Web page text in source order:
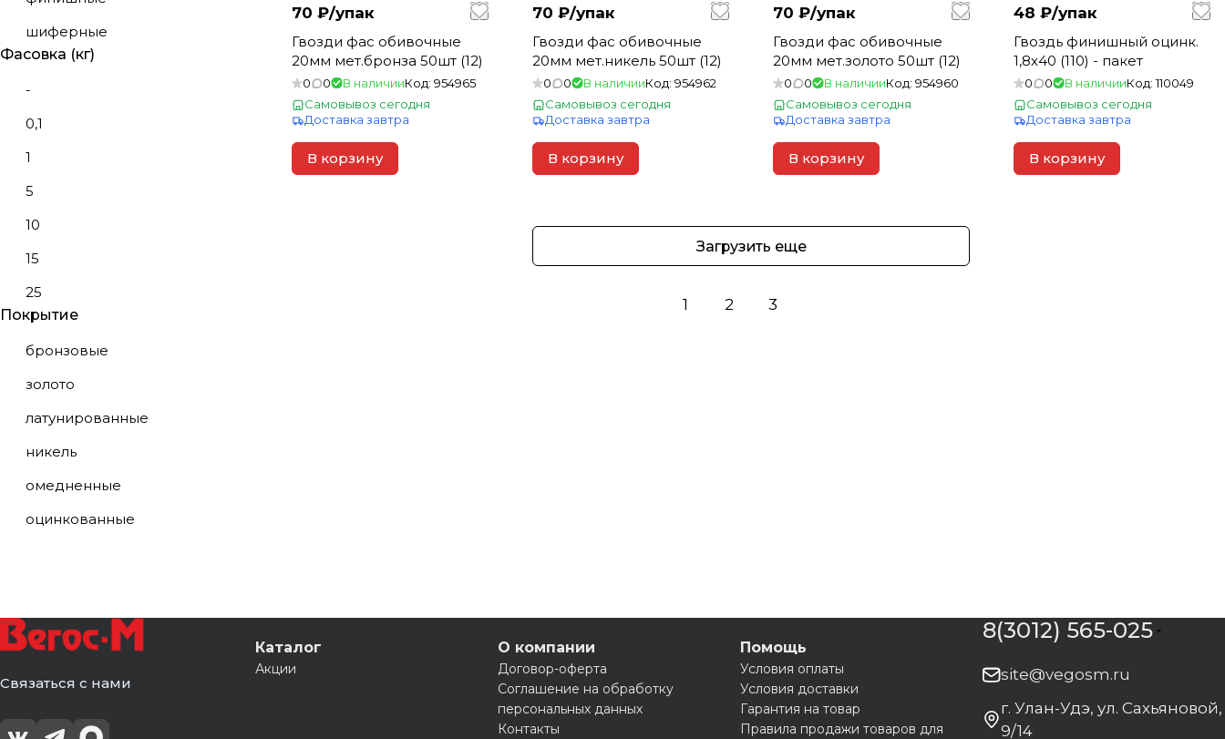
70 ₽/упак
Гвозди фас обивочные
20мм мет.бронза 50шт (12)
0 0 В наличииКод: 954965
Самовывоз сегодня
Доставка завтра
В корзину
70 ₽/упак
Гвозди фас обивочные
20мм мет.никель 50шт (12)
0 0 В наличииКод: 954962
Самовывоз сегодня
Доставка завтра
В корзину
70 ₽/упак
Гвозди фас обивочные
20мм мет.золото 50шт (12)
0 0 В наличииКод: 954960
Самовывоз сегодня
Доставка завтра
В корзину
48 ₽/упак
Гвоздь финишный оцинк.
1,8х40 (110) - пакет
0 0 В наличииКод:110049
Самовывоз сегодня
Доставка завтра
В корзину
Загрузить еще
1 2 3
120
шиферные
Фасовка (кг)
-
0,1
1
5
10
15
25
Покрытие
бронзовые
золото
латунированные
никель
омедненные
оцинкованные
Связаться с нами
Каталог
Акции
О компании
Договор-оферта
Соглашение на обработку
персональных данных
Контакты
Помощь
Условия оплаты
Условия доставки
Гарантия на товар
Правила продажи товаров для
8(3012) 565-025
site@vegosm.ru
г. Улан-Удэ, ул. Сахьяновой,
9/14